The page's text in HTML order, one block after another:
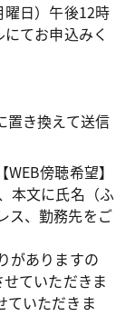
日）午後12時
てお申込みく
置き換えて送信
傍聴希望】
本文に氏名（ふ
ス、勤務先をご
がありますの
ていただきま
ていただきま